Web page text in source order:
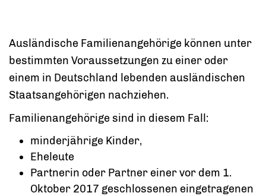
Ausländische Familienangehörige können unter
bestimmten Voraussetzungen zu einer oder
einem in Deutschland lebenden ausländischen
Staatsangehörigen nachziehen.
Familienangehörige sind in diesem Fall:
minderjährige Kinder,
Eheleute
Partnerin oder Partner einer vor dem 1.
Oktober 2017 geschlossenen eingetragenen